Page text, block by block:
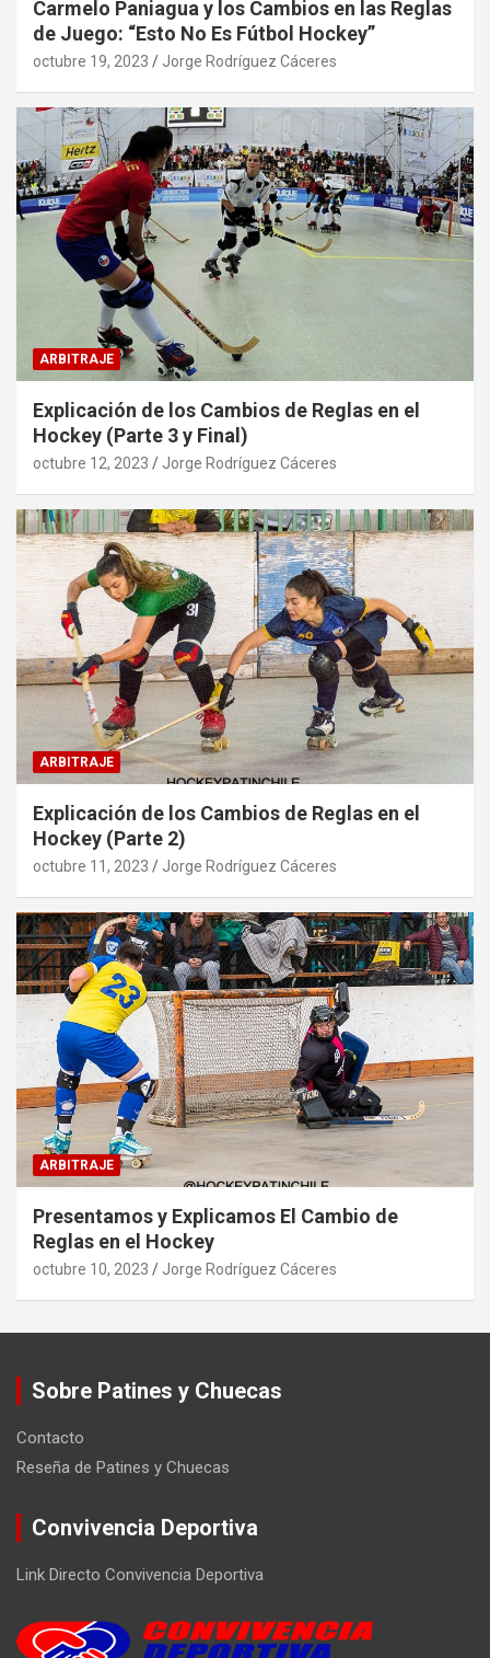
Carmelo Paniagua y los Cambios en las Reglas
de Juego: “Esto No Es Fútbol Hockey”
octubre 19, 2023 Jorge Rodríguez Cáceres
ARBITRAJE
Explicación de los Cambios de Reglas en el
Hockey (Parte 3 y Final)
octubre 12, 2023 Jorge Rodríguez Cáceres
ARBITRAJE
Explicación de los Cambios de Reglas en el
Hockey (Parte 2)
octubre 11, 2023 Jorge Rodríguez Cáceres
ARBITRAJE
Presentamos y Explicamos El Cambio de
Reglas en el Hockey
octubre 10, 2023 Jorge Rodríguez Cáceres
Sobre Patines y Chuecas
Contacto
Reseña de Patines y Chuecas
Convivencia Deportiva
Link Directo Convivencia Deportiva